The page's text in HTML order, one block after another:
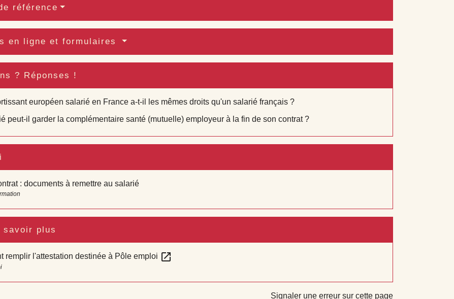
référence
en ligne et formulaires
? Réponses !
européen salarié en France a-t-il les mêmes droits qu'un salarié français ?
peut-il garder la complémentaire santé (mutuelle) employeur à la fin de son contrat ?
: documents à remettre au salarié
savoir plus
remplir l'attestation destinée à Pôle emploi open_in_new
Signaler une erreur sur cette page